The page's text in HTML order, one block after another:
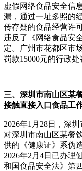
虚假网络食品安全信
漏，通过一址多照的
传存疑的食品经营许
违反了《网络食品安
定。广州市花都区市
罚款15000元的行政处
三、深圳市南山区某
接触直接入口食品工
2026年1月28日，深
对深圳市南山区某餐
供的《健康证》系伪
2026年2月4日已办理
和国食品安全法》第